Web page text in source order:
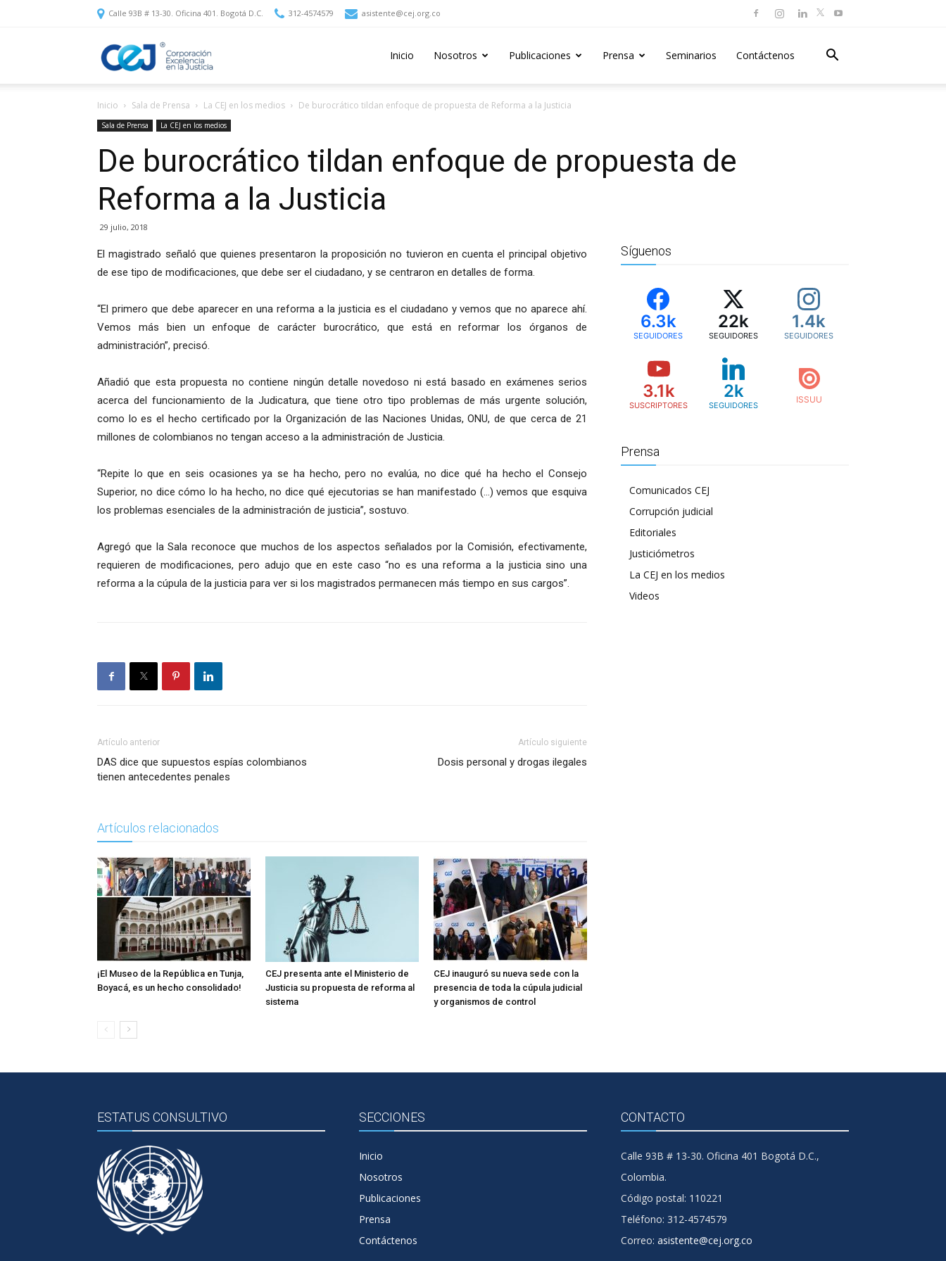
Calle 93B # 13-30. Oficina 401. Bogotá D.C. 312-4574579 asistente@cej.org.co
Excelencia
en
Justicia
Inicio Nosotros Publicaciones Prensa Seminarios Contáctenos
Inicio Sala de Prensa La CEJ en los medios De burocrático tildan enfoque de propuesta de Reforma a la Justicia
Sala de Prensa La CEJ en los medios
De burocrático tildan enfoque de propuesta de
Reforma a la Justicia
29 julio, 2018
El magistrado señaló que quienes presentaron la proposición no tuvieron en cuenta el principal objetivo
de ese tipo de modificaciones, que debe ser el ciudadano, y se centraron en detalles de forma.
“El primero que debe aparecer en una reforma a la justicia es el ciudadano y vemos que no aparece ahí.
Vemos más bien un enfoque de carácter burocrático, que está en reformar los órganos de
administración”, precisó.
Añadió que esta propuesta no contiene ningún detalle novedoso ni está basado en exámenes serios
acerca del funcionamiento de la Judicatura, que tiene otro tipo problemas de más urgente solución,
como lo es el hecho certificado por la Organización de las Naciones Unidas, ONU, de que cerca de 21
millones de colombianos no tengan acceso a la administración de Justicia.
“Repite lo que en seis ocasiones ya se ha hecho, pero no evalúa, no dice qué ha hecho el Consejo
Superior, no dice cómo lo ha hecho, no dice qué ejecutorias se han manifestado (…) vemos que esquiva
los problemas esenciales de la administración de justicia”, sostuvo.
Agregó que la Sala reconoce que muchos de los aspectos señalados por la Comisión, efectivamente,
requieren de modificaciones, pero adujo que en este caso “no es una reforma a la justicia sino una
reforma a la cúpula de la justicia para ver si los magistrados permanecen más tiempo en sus cargos”.
Artículo anterior
DAS dice que supuestos espías colombianos
tienen antecedentes penales
Artículo siguiente
Dosis personal y drogas ilegales
Artículos relacionados
¡El Museo de la República en Tunja,
Boyacá, es un hecho consolidado!
CEJ presenta ante el Ministerio de
Justicia su propuesta de reforma al
sistema
CEJ inauguró su nueva sede con la
presencia de toda la cúpula judicial
y organismos de control
Síguenos
6.3k
SEGUIDORES
22k
SEGUIDORES
1.4k
SEGUIDORES
3.1k
SUSCRIPTORES
2k
SEGUIDORES
Prensa
Comunicados CEJ
Corrupción judicial
Editoriales
Justiciómetros
La CEJ en los medios
Videos
ESTATUS CONSULTIVO SECCIONES
Inicio
Nosotros
Publicaciones
Prensa
Contáctenos
CONTACTO
Calle 93B # 13-30. Oficina 401 Bogotá D.C.,
Colombia.
Código postal: 110221
Teléfono: 312-4574579
Correo: asistente@cej.org.co